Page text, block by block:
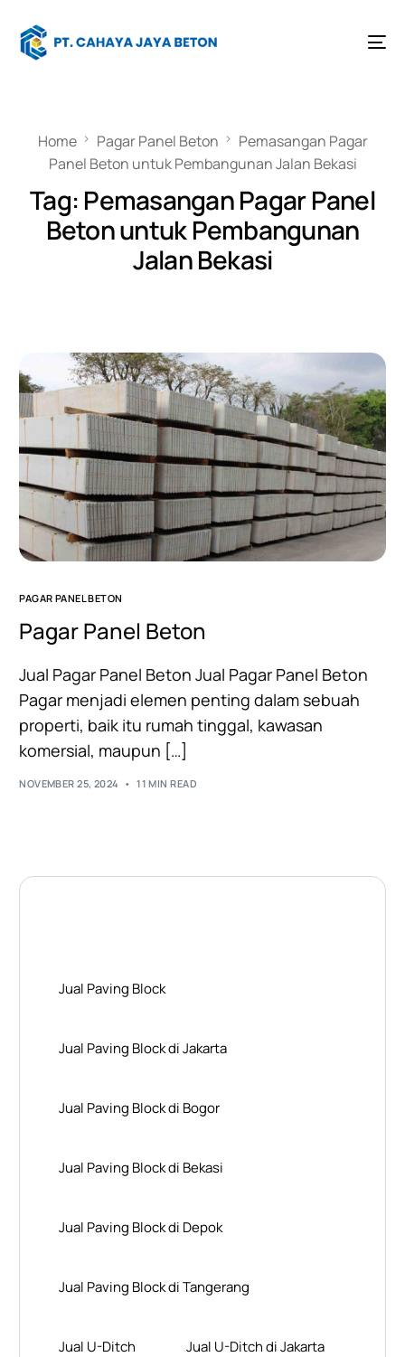
Home Pagar Panel Beton
Pemasangan Pagar
Panel Beton untuk Pembangunan Jalan Bekasi
Tag: Pemasangan Pagar Panel
Beton untuk Pembangunan
Jalan Bekasi
PAGAR PANEL BETON
Pagar Panel Beton
Jual Pagar Panel Beton Jual Pagar Panel Beton
Pagar menjadi elemen penting dalam sebuah
properti, baik itu rumah tinggal, kawasan
komersial, maupun […]
NOVEMBER 25, 2024 11 MIN READ
Jual Paving Block
Jual Paving Block di Jakarta
Jual Paving Block di Bogor
Jual Paving Block di Bekasi
Jual Paving Block di Depok
Jual Paving Block di Tangerang
Jual U-Ditch Jual U-Ditch di Jakarta